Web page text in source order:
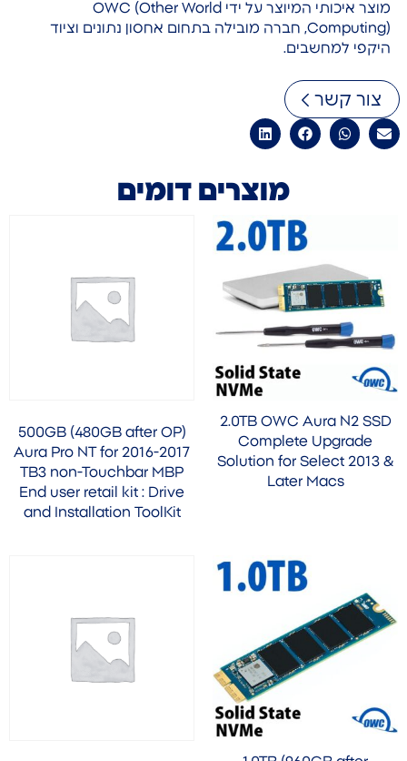
מוצר איכותי המיוצר על ידי OWC (Other World
Computing), חברה מובילה בתחום אחסון נתונים וציוד
היקפי למחשבים.
צור קשר
מוצרים דומים
2.0TB OWC Aura N2 SSD
Complete Upgrade
Solution for Select 2013 &
Later Macs
500GB (480GB after OP)
Aura Pro NT for 2016-2017
TB3 non-Touchbar MBP
End user retail kit : Drive
and Installation ToolKit